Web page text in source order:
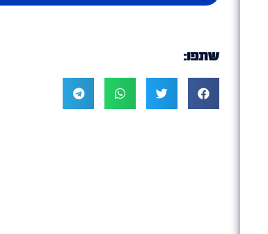
שתפו: